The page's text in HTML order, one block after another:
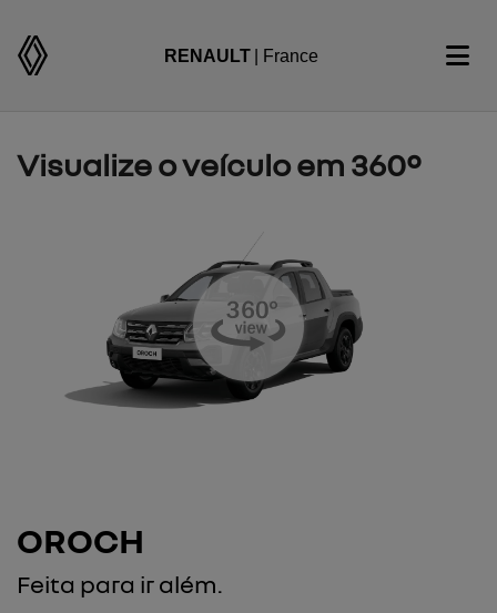
RENAULT | France
Visualize o veículo em 360°
OROCH
Feita para ir além.